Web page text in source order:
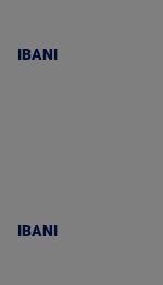
IBANI
IBANI